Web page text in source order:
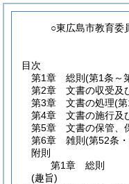
○東広島市教育委
目次
第1章
総則 (第1条～
第2章
文書の収受及
第3章
文書の処理(
第4章
文書の施行及
第5章
文書の保管、
第6章
雑則 (第52条
附則
第1章
総則
(趣旨)